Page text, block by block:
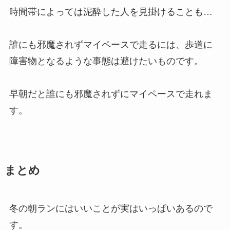
時間帯によっては泥酔した人を見掛けることも…
誰にも邪魔されずマイペースで走るには、歩道に
障害物となるような事態は避けたいものです。
早朝だと誰にも邪魔されずにマイペースで走れま
す。
まとめ
冬の朝ランにはいいことが実はいっぱいあるので
す。